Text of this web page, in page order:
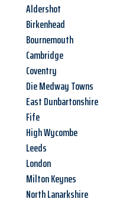
Aldershot
Birkenhead
Bournemouth
Cambridge
Coventry
Die Medway Towns
East Dunbartonshire
Fife
High Wycombe
Leeds
London
Milton Keynes
North Lanarkshire